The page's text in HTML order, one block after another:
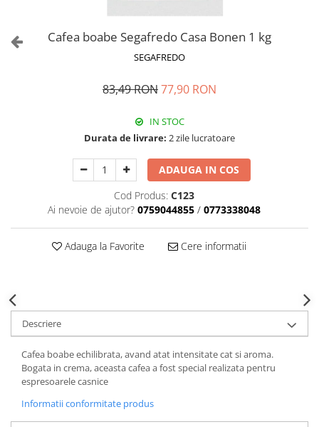
Cafea boabe Segafredo Casa Bonen 1 kg
SEGAFREDO
83,49 RON77,90 RON
IN STOC
Durata de livrare: 2 zile lucratoare
ADAUGA IN COS
Cod Produs: C123
Ai nevoie de ajutor? 0759044855 / 0773338048
Adauga la Favorite Cere informatii
Descriere
Cafea boabe echilibrata, avand atat intensitate cat si aroma.
Bogata in crema, aceasta cafea a fost special realizata pentru
espresoarele casnice
Informatii conformitate produs